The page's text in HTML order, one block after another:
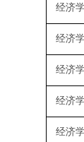
经济
经济
经济
经济
经济